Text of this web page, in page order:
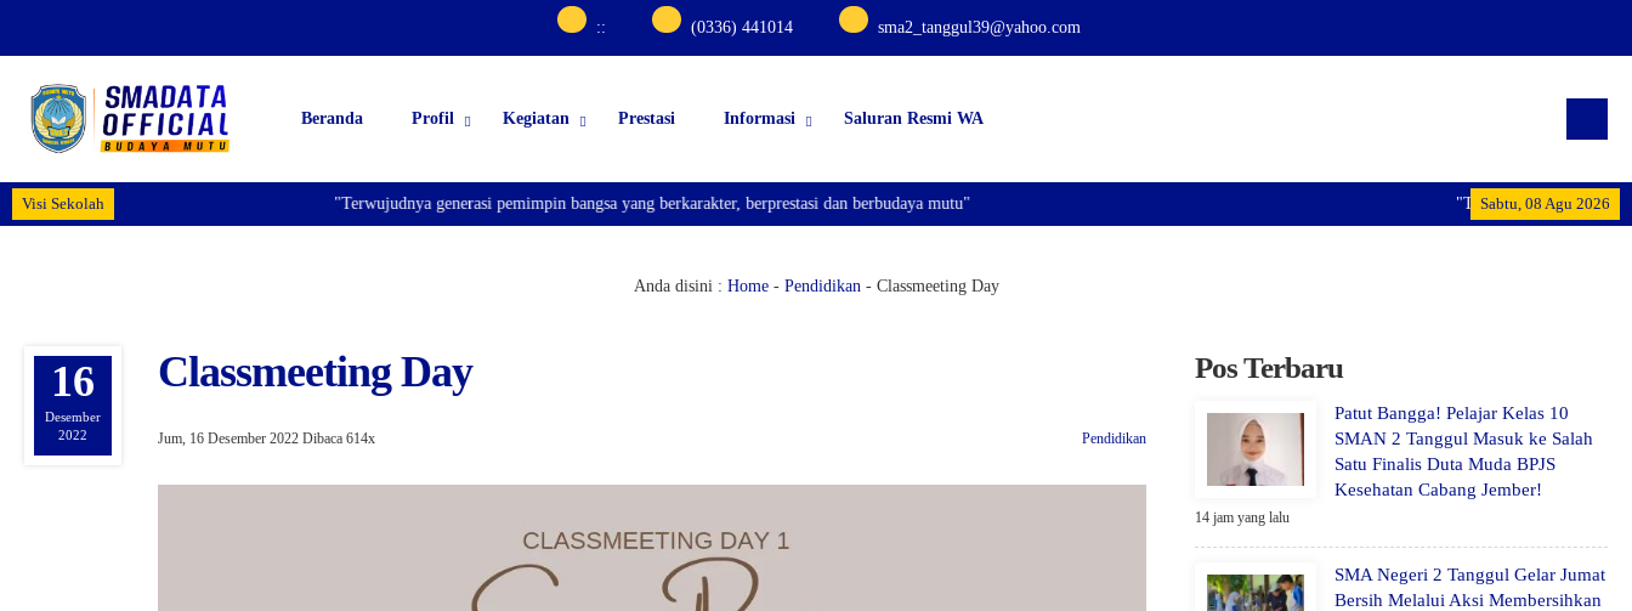
:: (0336) 441014 sma2_tanggul39@yahoo.com
Beranda Profil Kegiatan Prestasi Informasi Saluran Resmi WA
Visi Sekolah Sabtu, 08 Agu 2026
"Terwujudnya generasi
"Terwujudnya generasi pemimpin bangsa yang berkarakter, berprestasi dan berbudaya mutu"
Anda disini : Home- Pendidikan- Classmeeting Day
16
Desember
2022
Classmeeting Day
Jum, 16 Desember 2022 Dibaca 614x Pendidikan
Pos Terbaru
Patut Bangga! Pelajar Kelas 10
SMAN 2 Tanggul Masuk ke Salah
Satu Finalis Duta Muda BPJS
Kesehatan Cabang Jember!
14 jam yang lalu
SMA Negeri 2 Tanggul Gelar Jumat
Bersih Melalui Aksi Membersihkan